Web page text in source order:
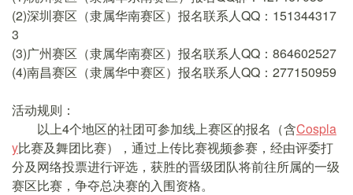
(2)深圳赛区（隶属华南赛区）报名联系人QQ：151344317
3
(3)广州赛区（隶属华南赛区）报名联系人QQ：864602527
(4)南昌赛区（隶属华中赛区）报名联系人QQ：277150959
活动规则：
以上4个地区的社团可参加线上赛区的报名（含Cospla
y比赛及舞团比赛），通过上传比赛视频参赛，经由评委打
分及网络投票进行评选，获胜的晋级团队将前往所属的一级
赛区比赛，争夺总决赛的入围资格。